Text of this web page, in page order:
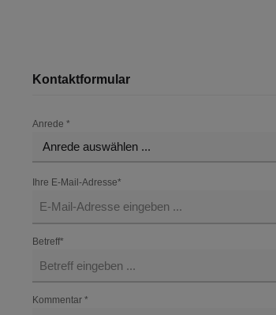
Kontaktformular
Anrede *
Ihre E-Mail-Adresse*
Betreff*
Kommentar *